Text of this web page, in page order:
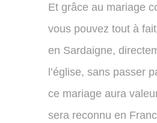
Et grâce au mariage
vous pouvez tout à
en Sardaigne,
l’église, sans passer
ce mariage aura
sera reconnu en